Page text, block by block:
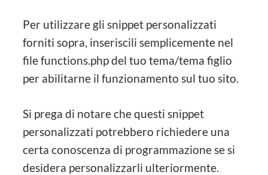
Per utilizzare gli snippet personalizzati
forniti sopra, inseriscili semplicemente nel
file functions.php del tuo tema/tema figlio
per abilitarne il funzionamento sul tuo sito.
Si prega di notare che questi snippet
personalizzati potrebbero richiedere una
certa conoscenza di programmazione se si
desidera personalizzarli ulteriormente.